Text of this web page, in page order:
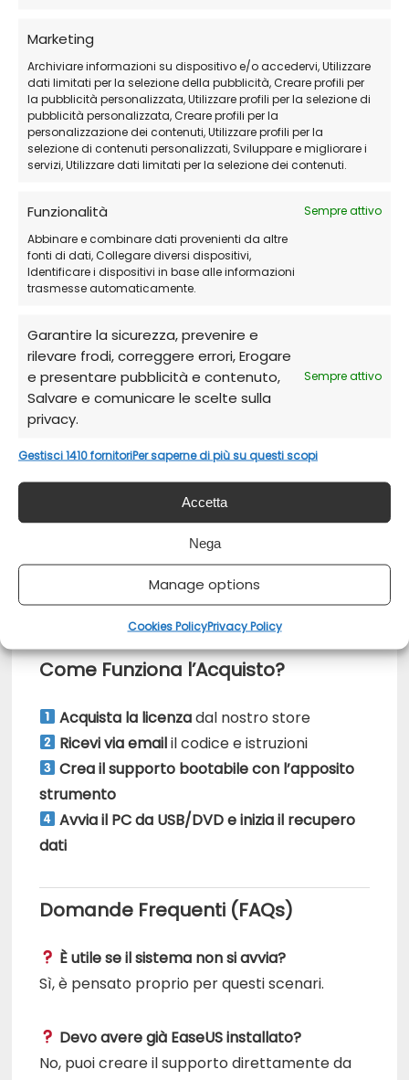
Marketing
Archiviare informazioni su dispositivo e/o accedervi, Utilizzare
dati limitati per la selezione della pubblicità, Creare profili per
la pubblicità personalizzata, Utilizzare profili per la selezione di
pubblicità personalizzata, Creare profili per la
personalizzazione dei contenuti, Utilizzare profili per la
selezione di contenuti personalizzati, Sviluppare e migliorare i
servizi, Utilizzare dati limitati per la selezione dei contenuti.
Funzionalità
Sempre attivo
Abbinare e combinare dati provenienti da altre
fonti di dati, Collegare diversi dispositivi,
Identificare i dispositivi in base alle informazioni
trasmesse automaticamente.
Garantire la sicurezza, prevenire e
rilevare frodi, correggere errori, Erogare
e presentare pubblicità e contenuto,
Salvare e comunicare le scelte sulla
privacy.
Sempre attivo
Gestisci 1410 fornitoriPer saperne di più su questi scopi
Accetta
Nega
Manage options
Cookies PolicyPrivacy Policy
Avvio del sistema anche in caso di crash o
errore critico
Recupero dati da dischi con sistema
operativo non accessibile
exFAT e altri
Interfaccia user-friendly anche in ambiente
di avvio
Strumento essenziale per tecnici, aziende e
Perché scegliere EaseUS Bootable
Media da noi?
Licenza ufficiale– Attivazione sicura e
immediata.
Recupero da ogni situazione
computer non avviabili.
Supporto tecnico incluso
creazione del supporto.
Download ufficiale EaseUS
Come Funziona l’Acquisto?
Acquista la licenzadal nostro store
Ricevi via emailil codice e istruzioni
Crea il supporto bootabile con l’apposito
strumento
Avvia il PC da USB/DVD e inizia il recupero
dati
Domande Frequenti (FAQs)
È utile se il sistema non si avvia?
Sì, è pensato proprio per questi scenari.
Devo avere già EaseUS installato?
No, puoi creare il supporto direttamente da